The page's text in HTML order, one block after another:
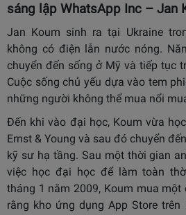
sáng lập WhatsApp Inc – Jan
Jan Koum sinh ra tại Ukraine
không có điện lẫn nước nóng.
chuyển đến sống ở Mỹ và tiếp tục
Cuộc sống chủ yếu dựa vào tem
những người không thể mua nổi
Đến khi vào đại học, Koum vừa
Ernst & Young và sau đó chuyển
kỹ sư hạ tầng. Sau một thời gian
việc học đại học để làm toàn
tháng 1 năm 2009, Koum mua một
rằng kho ứng dụng App Store